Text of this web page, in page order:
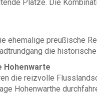
Plätze. Die
ehemalige preußische
die
Hohenwarte
die reizvolle
Hohenwarthe